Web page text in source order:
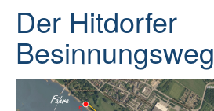
Gemeinde(er)leben
Rat und Hilfe
Termine & Infos
Der Hitdorfer
Besinnungsweg